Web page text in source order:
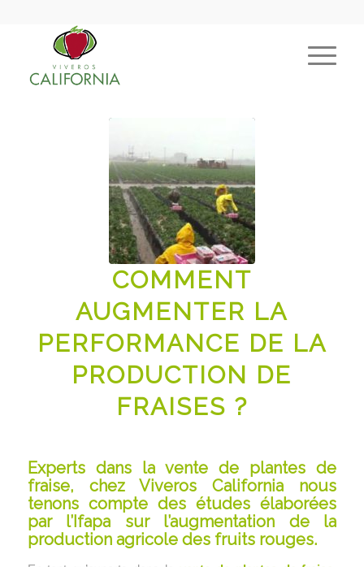
COMMENT
AUGMENTER LA
PERFORMANCE DE LA
PRODUCTION DE
FRAISES ?
Experts dans la vente de plantes de
fraise, chez Viveros California nous
tenons compte des études élaborées
par l’Ifapa sur l’augmentation de la
production agricole des fruits rouges.